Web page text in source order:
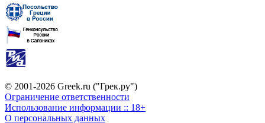
© 2001-2026 Greek.ru ("Грек.ру")
Ограничение ответственности
Использование информации :: 18+
О персональных данных